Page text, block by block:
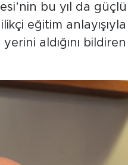
bu yıl da
eğitim
aldığını